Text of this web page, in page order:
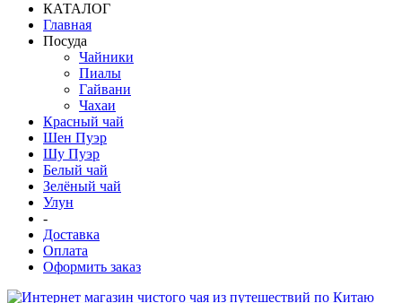
КАТАЛОГ
Главная
Посуда
Чайники
Пиалы
Гайвани
Чахаи
Красный чай
Шен Пуэр
Шу Пуэр
Белый чай
Зелёный чай
Улун
-
Доставка
Оплата
Оформить заказ